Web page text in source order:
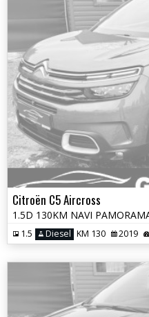
Citroën C5 Aircross
1.5 Diesel KM 130 2019